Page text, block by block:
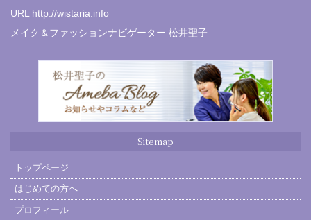
URL http://wistaria.info
メイク＆ファッションナビゲーター 松井聖子
Sitemap
トップページ
はじめての方へ
プロフィール